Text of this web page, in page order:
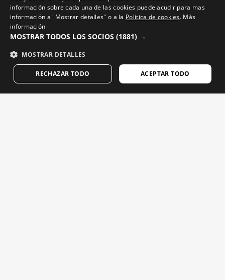
बी2बी पार्टनर प्रोग्राम
हमारे साथ काम करें
अक्सर पूछे जाने वाले प्रश्न
पॉडकास्ट
संपर्क
ENGLISH
GERMAN
información sobre cada una de las cookies puede acudir para mas
información a "Mostrar detalles" o a la Política de cookies. Más
información
MOSTRAR TODOS LOS SOCIOS (1881) →
MOSTRAR DETALLES
ACEPTAR TODO
RECHAZAR TODO